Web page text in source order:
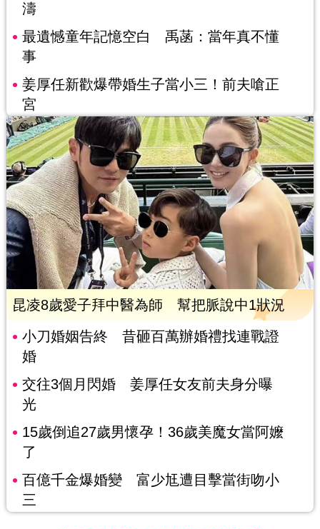
濤
最遺憾童年記憶空白 禹菡：當年真不懂
事
姜厚任新歡爆帶婚生子當小三！前夫嗆正
宮
昆凌8歲愛子拜中醫為師 幫把脈說中1狀況
小刀婚姻告終 昔砸百萬辦婚禮找連戰證
婚
交往3個月閃婚 姜厚任女友前夫身分曝
光
15歲倒追27歲男懷孕！36歲美魔女當阿嬤
了
百億千金爆婚變 富少尪遭目擊當街吻小
三